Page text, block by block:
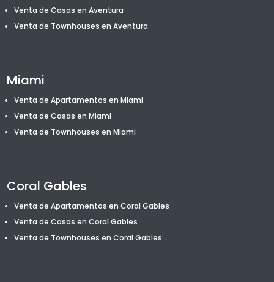
Venta de Casas en Aventura
Venta de Townhouses en Aventura
Miami
Venta de Apartamentos en Miami
Venta de Casas en Miami
Venta de Townhouses en Miami
Coral Gables
Venta de Apartamentos en Coral Gables
Venta de Casas en Coral Gables
Venta de Townhouses en Coral Gables